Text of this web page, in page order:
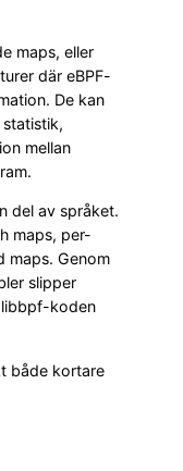
maps, eller
där eBPF-
De kan
mellan
del av språket.
maps, per-
maps. Genom
slipper
libbpf-koden
både kortare